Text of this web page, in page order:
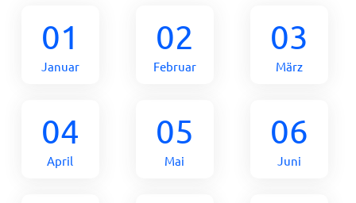
01
Januar
02
Februar
03
März
04
April
05
Mai
06
Juni